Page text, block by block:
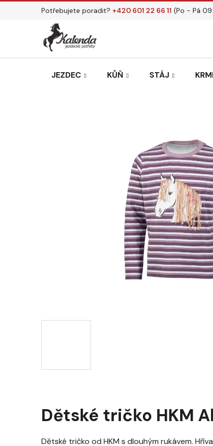
Přejít
Potřebujete poradit? +420 601 22 66 11 (Po - Pá
JEZDEC KŮŇ STÁJ
Dětské tričko HKM
Dětské tričko od HKM s dlouhým rukávem.